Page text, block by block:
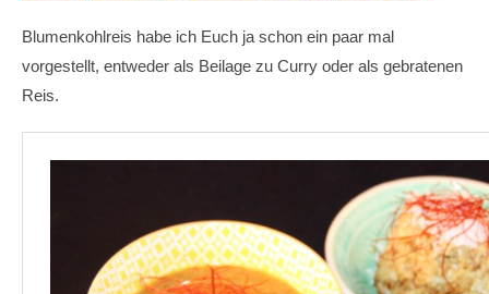
Blumenkohlreis habe ich Euch ja schon ein paar mal
vorgestellt, entweder als Beilage zu Curry oder als gebratenen
Reis.